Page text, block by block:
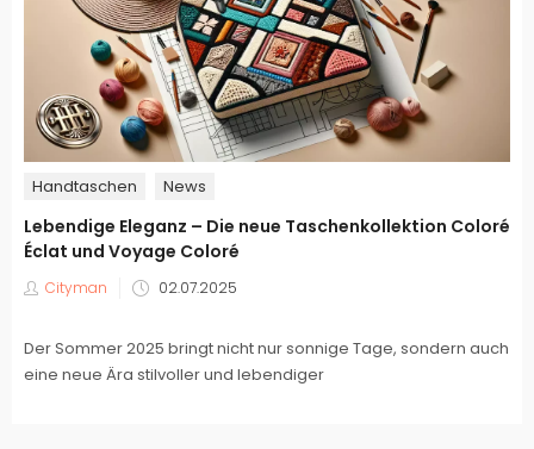
Handtaschen News
Lebendige Eleganz – Die neue Taschenkollektion Coloré
Éclat und Voyage Coloré
Cityman
Veröffentlicht
02.07.2025
Der Sommer 2025 bringt nicht nur sonnige Tage, sondern auch
eine neue Ära stilvoller und lebendiger